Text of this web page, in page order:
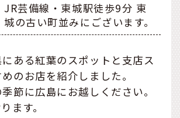
JR芸備線・東城駅徒歩9分 東
城の古い町並みにございます。
ある紅葉のスポットと支店ス
のお店を紹介しました。
節に広島にお越しください。
ます。